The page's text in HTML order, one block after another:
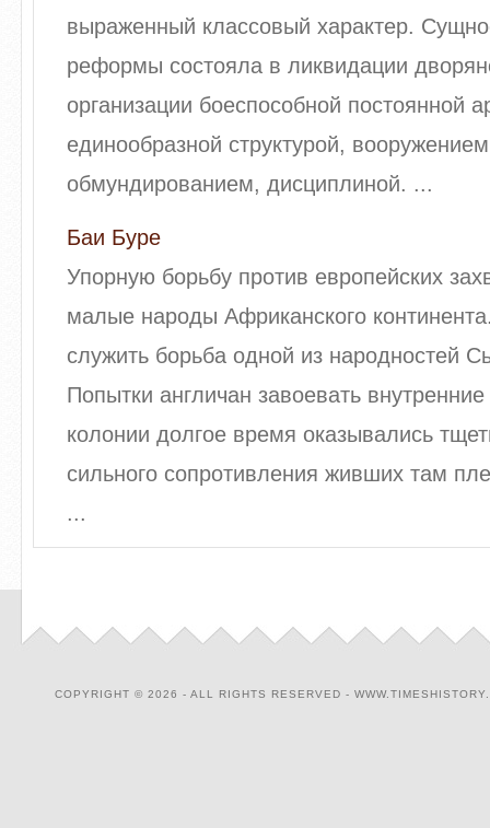
выраженный классовый характер.
реформы состояла в ликвидации
организации боеспособной постоянной
единообразной структурой,
обмундированием, дисциплиной. ...
Баи Буре
Упорную борьбу против европейских
малые народы Африканского
служить борьба одной из народностей
Попытки англичан завоевать
колонии долгое время оказывались
сильного сопротивления живших там
...
COPYRIGHT © 2026 - ALL RIGHTS RESERVED -